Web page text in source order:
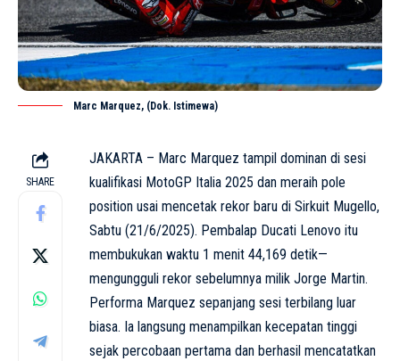
Marc Marquez, (Dok. Istimewa)
SHARE
JAKARTA – Marc Marquez tampil dominan di sesi
kualifikasi MotoGP Italia 2025 dan meraih pole
position usai mencetak rekor baru di Sirkuit Mugello,
Sabtu (21/6/2025). Pembalap Ducati Lenovo itu
membukukan waktu 1 menit 44,169 detik—
mengungguli rekor sebelumnya milik Jorge Martin.
Performa Marquez sepanjang sesi terbilang luar
biasa. Ia langsung menampilkan kecepatan tinggi
sejak percobaan pertama dan berhasil mencatatkan